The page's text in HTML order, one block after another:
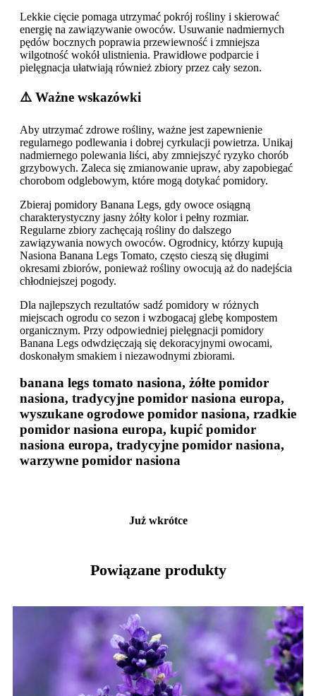
Lekkie cięcie pomaga utrzymać pokrój rośliny i skierować
energię na zawiązywanie owoców. Usuwanie nadmiernych
pędów bocznych poprawia przewiewność i zmniejsza
wilgotność wokół ulistnienia. Prawidłowe podparcie i
pielęgnacja ułatwiają również zbiory przez cały sezon.
⚠️ Ważne wskazówki
Aby utrzymać zdrowe rośliny, ważne jest zapewnienie
regularnego podlewania i dobrej cyrkulacji powietrza. Unikaj
nadmiernego polewania liści, aby zmniejszyć ryzyko chorób
grzybowych. Zaleca się zmianowanie upraw, aby zapobiegać
chorobom odglebowym, które mogą dotykać pomidory.
Zbieraj pomidory Banana Legs, gdy owoce osiągną
charakterystyczny jasny żółty kolor i pełny rozmiar.
Regularne zbiory zachęcają rośliny do dalszego
zawiązywania nowych owoców. Ogrodnicy, którzy kupują
Nasiona Banana Legs Tomato, często cieszą się długimi
okresami zbiorów, ponieważ rośliny owocują aż do nadejścia
chłodniejszej pogody.
Dla najlepszych rezultatów sadź pomidory w różnych
miejscach ogrodu co sezon i wzbogacaj glebę kompostem
organicznym. Przy odpowiedniej pielęgnacji pomidory
Banana Legs odwdzięczają się dekoracyjnymi owocami,
doskonałym smakiem i niezawodnymi zbiorami.
banana legs tomato nasiona, żółte pomidor
nasiona, tradycyjne pomidor nasiona europa,
wyszukane ogrodowe pomidor nasiona, rzadkie
pomidor nasiona europa, kupić pomidor
nasiona europa, tradycyjne pomidor nasiona,
warzywne pomidor nasiona
Już wkrótce
Powiązane produkty